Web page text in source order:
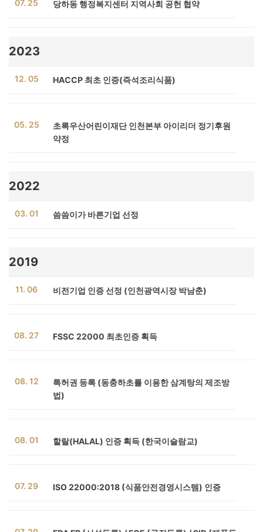
07. 25 당하동 행정복지센터 지역사회 공헌 협약
2023
12. 05 HACCP 최초 인증(즉석조리식품)
05. 25
초록우산어린이재단 인천본부 아이리더 정기후원
약정
2022
03. 01 씀씀이가 바른기업 선정
2019
11. 06 비전기업 인증 선정 (인천광역시장 박남춘)
08. 27 FSSC 22000 최초인증 획득
08. 12
특허권 등록 (동충하초를 이용한 삼계탕의 제조방
법)
08. 01 할랄(HALAL) 인증 획득 (한국이슬람교)
07. 29 ISO 22000:2018 (식품안전경영시스템) 인증